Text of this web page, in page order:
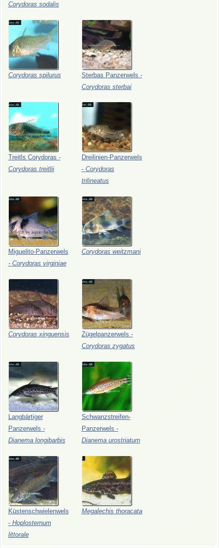
Corydoras sodalis
Corydoras spilurus Sterbas Panzerwels -
Corydoras sterbai
Treitls Corydoras -
Corydoras treitlii
Dreilinien-Panzerwels
- Corydoras
trilineatus
Miguelito-Panzerwels
- Corydoras virginiae
Corydoras weitzmani
Corydorasxinguensis Zügelpanzerwels -
Corydoras zygatus
Langbärtiger
Panzerwels -
Dianema longibarbis
Schwanzstreifen-
Panzerwels -
Dianema urostriatum
Küstenschwielenwels
- Hoplosternum
littorale
Megalechis thoracata